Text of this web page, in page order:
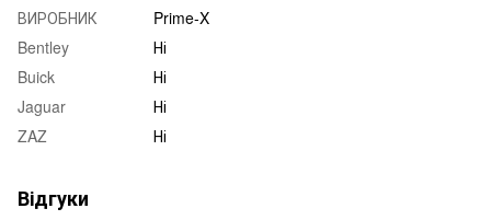
ВИРОБНИК
Prime-X
Bentley
Ні
Buick
Ні
Jaguar
Ні
ZAZ
Ні
Відгуки